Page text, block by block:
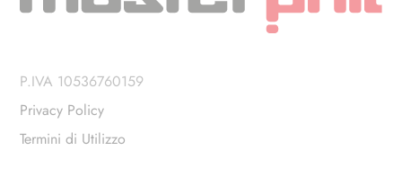
P.IVA 10536760159
Privacy Policy
Termini di Utilizzo